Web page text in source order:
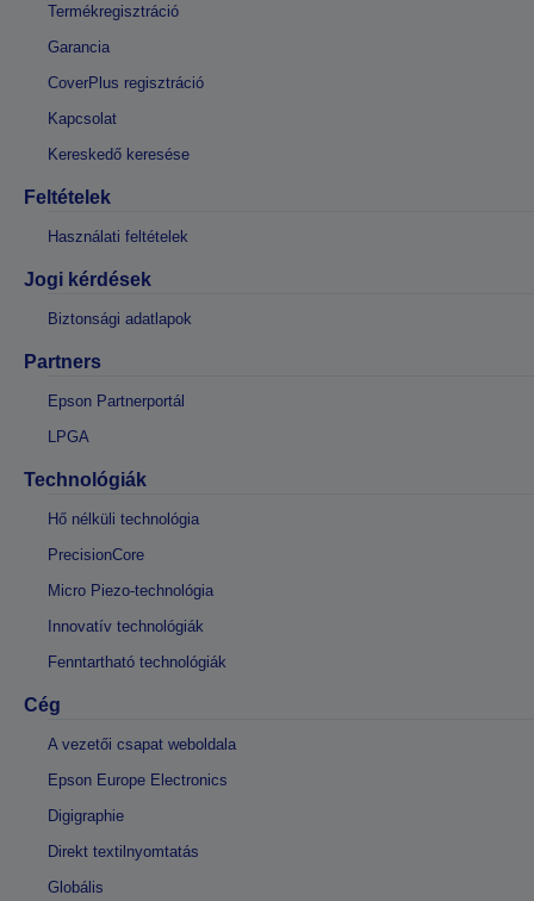
Termékregisztráció
Garancia
CoverPlus regisztráció
Kapcsolat
Kereskedő keresése
Feltételek
Használati feltételek
Jogi kérdések
Biztonsági adatlapok
Partners
Epson Partnerportál
LPGA
Technológiák
Hő nélküli technológia
PrecisionCore
Micro Piezo-technológia
Innovatív technológiák
Fenntartható technológiák
Cég
A vezetői csapat weboldala
Epson Europe Electronics
Digigraphie
Direkt textilnyomtatás
Globális